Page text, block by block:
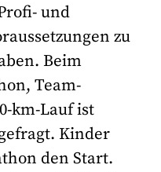
und
zu
Beim
Team-
km-Lauf ist
Kinder
den Start.